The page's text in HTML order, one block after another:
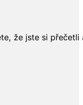
že jste si přečetli